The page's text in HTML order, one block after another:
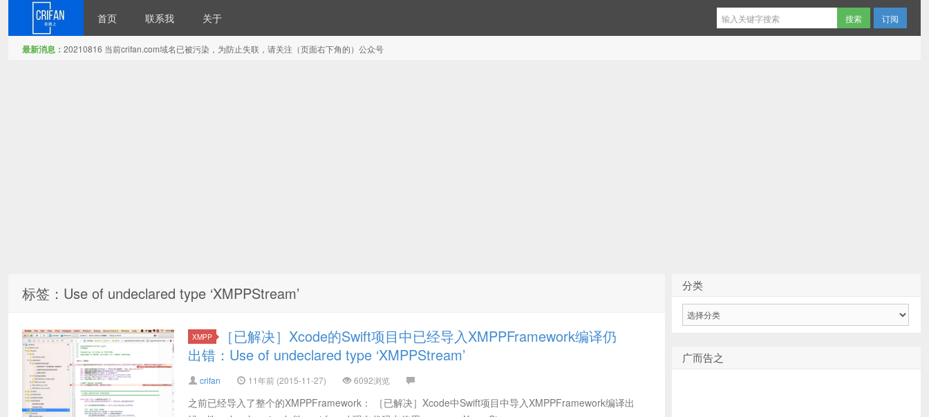
首页 联系我 关于 订阅
最新消息： 20210816 当前crifan.com域名已被污染，为防止失联，请关注（页面右下角的）公众号
标签：Use of undeclared type ‘XMPPStream’
XMPP
［已解决］Xcode的Swift项目中已经导入XMPPFramework编译仍
出错：Use of undeclared type ‘XMPPStream’
crifan 11年前 (2015-11-27) 6092浏览
之前已经导入了整个的XMPPFramework： ［已解决］Xcode中Swift项目中导入XMPPFramework编译出
分类
广而告之